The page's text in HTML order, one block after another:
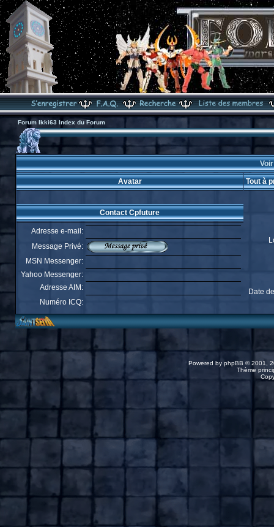
Forum Ikki63 Index du Forum
Avatar Tout à
Date
Contact Cpfuture
Adresse e-mail:
Message Privé:
MSN Messenger:
Yahoo Messenger:
Adresse AIM:
Numéro ICQ:
Powered by phpBB © 2001,
Thème